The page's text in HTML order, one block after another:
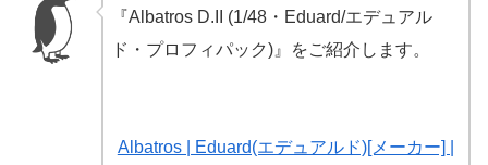
『Albatros D.II (1/48・Eduard/エデュアル
ド・プロフィパック)』をご紹介します。
Albatros | Eduard(エデュアルド)[メーカー] |